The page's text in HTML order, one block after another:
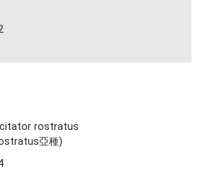
rostratus
亞種)